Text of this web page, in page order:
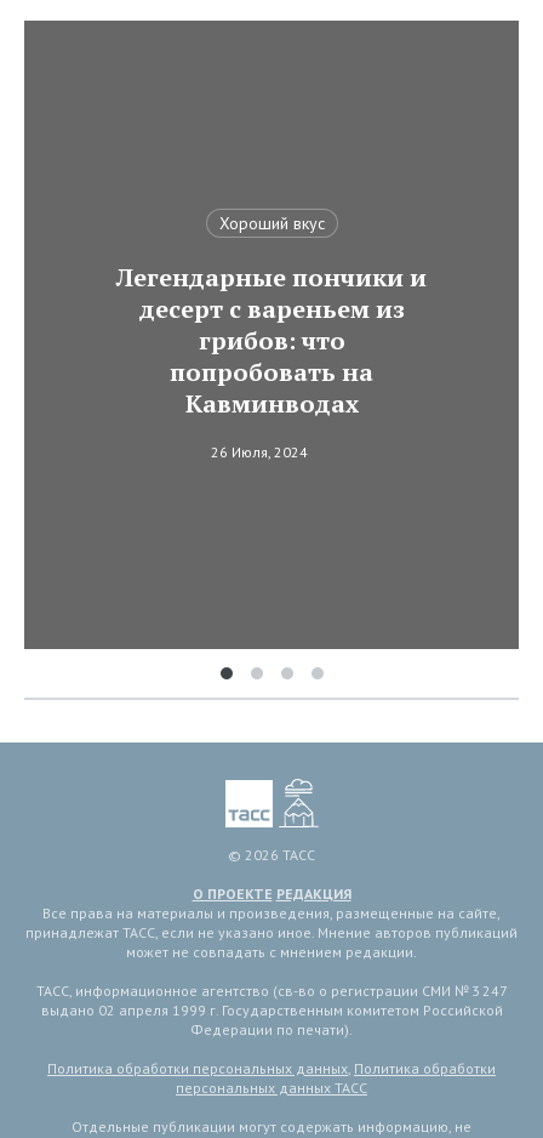
Хороший вкус
Легендарные пончики и
десерт с вареньем из
грибов: что
попробовать на
Кавминводах
26 Июля, 2024
© 2026 ТАСС
О ПРОЕКТЕ РЕДАКЦИЯ
Все права на материалы и произведения, размещенные на сайте,
принадлежат ТАСС, если не указано иное. Мнение авторов публикаций
может не совпадать с мнением редакции.
ТАСС, информационное агентство (св-во о регистрации СМИ № 3 247
выдано 02 апреля 1999 г. Государственным комитетом Российской
Федерации по печати).
Политика обработки персональных данных, Политика обработки
персональных данных ТАСС
Отдельные публикации могут содержать информацию, не